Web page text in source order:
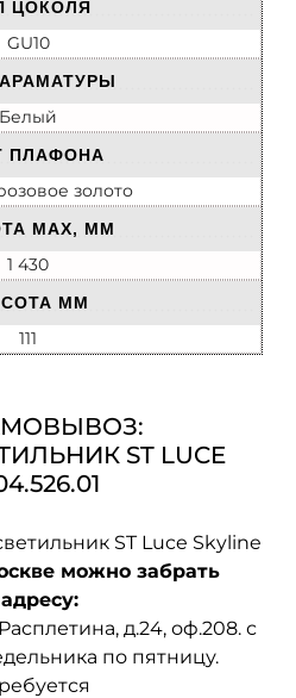
ЦОКОЛЯ
GU10
Белый
ПЛАФОНА
золото
MAX, ММ
1 430
ММ
111
ST LUCE
ST Luce Skyline
можно забрать
д.24, оф.208. с
по пятницу.